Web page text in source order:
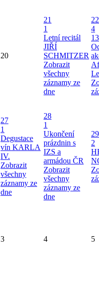
20
21
1
Letní recitál
JIŘÍ
SCHMITZER
Zobrazit
všechny
záznamy ze
dne
22
4
27
1
Degustace
vín KARLA
IV.
Zobrazit
všechny
záznamy ze
dne
28
1
Ukončení
prázdnin s
IZS a
armádou ČR
Zobrazit
všechny
záznamy ze
dne
29
2
3 4 5